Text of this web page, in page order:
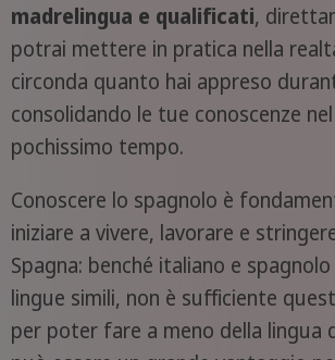
madrelingua e qualificati,
potrai mettere in pratica nella
circonda quanto hai appreso
consolidando le tue conoscenze
pochissimo tempo.
Conoscere lo spagnolo è
iniziare a vivere, lavorare e
Spagna: benché italiano e
lingue simili, non è sufficiente
per poter fare a meno della lingua